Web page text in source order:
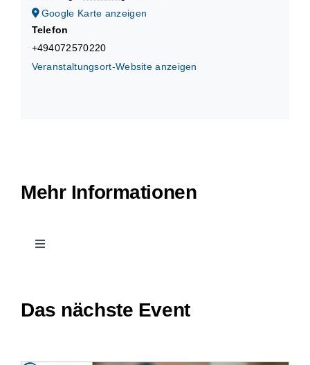
Google Karte anzeigen
Telefon
+494072570220
Veranstaltungsort-Website anzeigen
Mehr Informationen
Toggle
Das nächste Event